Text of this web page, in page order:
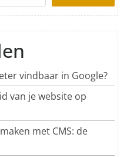
vindbaar in Google?
van je website op
met CMS: de